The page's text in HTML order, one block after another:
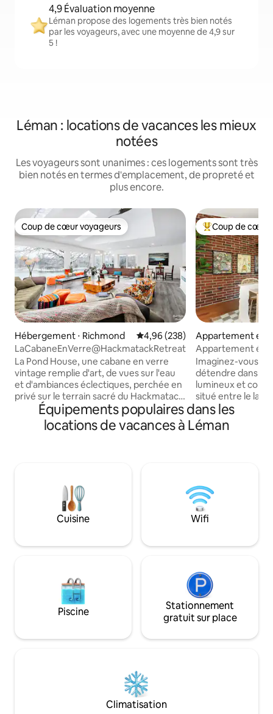
4,9 Évaluation moyenne
Léman propose des logements très bien notés
par les voyageurs, avec une moyenne de 4,9 sur
5 !
Léman : locations de vacances les mieux
notées
Les voyageurs sont unanimes : ces logements sont très
bien notés en termes d'emplacement, de propreté et
plus encore.
Coup de cœur voyageurs
Coup de cœur voyageurs
Hébergement ⋅ Richmond Évaluation moyenne sur la
4,96 (238)
LaCabaneEnVerre@HackmatackRetreat
La Pond House, une cabane en verre
vintage remplie d'art, de vues sur l'eau
et d'ambiances éclectiques, perchée en
privé sur le terrain sacré du Hackmatack
Retreat Center. Prairie indigène, rivière
lente et sinueuse, deux étangs, des
chênes de plus de 200 ans et un grand
de pause pour le temps de vivre » au
milieu de ce monde bruyant. À quelques
minutes de 2 petites villes, toutes
commodités, nous sommes tous au
nous personnaliser votre expérience !
Coups de cœur
Coup de cœur
Appartement en
Lac de Genève
Appartement
Léman
Imaginez-vous
détendre dans
lumineux et
situé entre le lac
Côme. Déposez
dans le lit king
ou détendez-
dans la cuisine
jusqu'au lac, aux
faites de la luge
pendant l'hiver.
film sur la smart
Équipements populaires dans les
locations de vacances à Léman
Cuisine Wifi
Piscine
Stationnement
gratuit sur place
Climatisation